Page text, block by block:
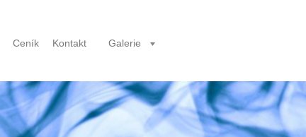
Ceník Kontakt Galerie